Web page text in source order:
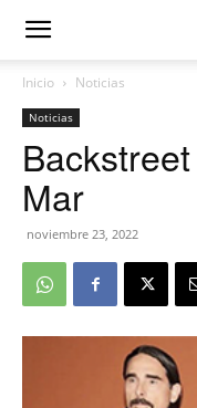
Inicio Noticias
Noticias
Mar
noviembre 23, 2022